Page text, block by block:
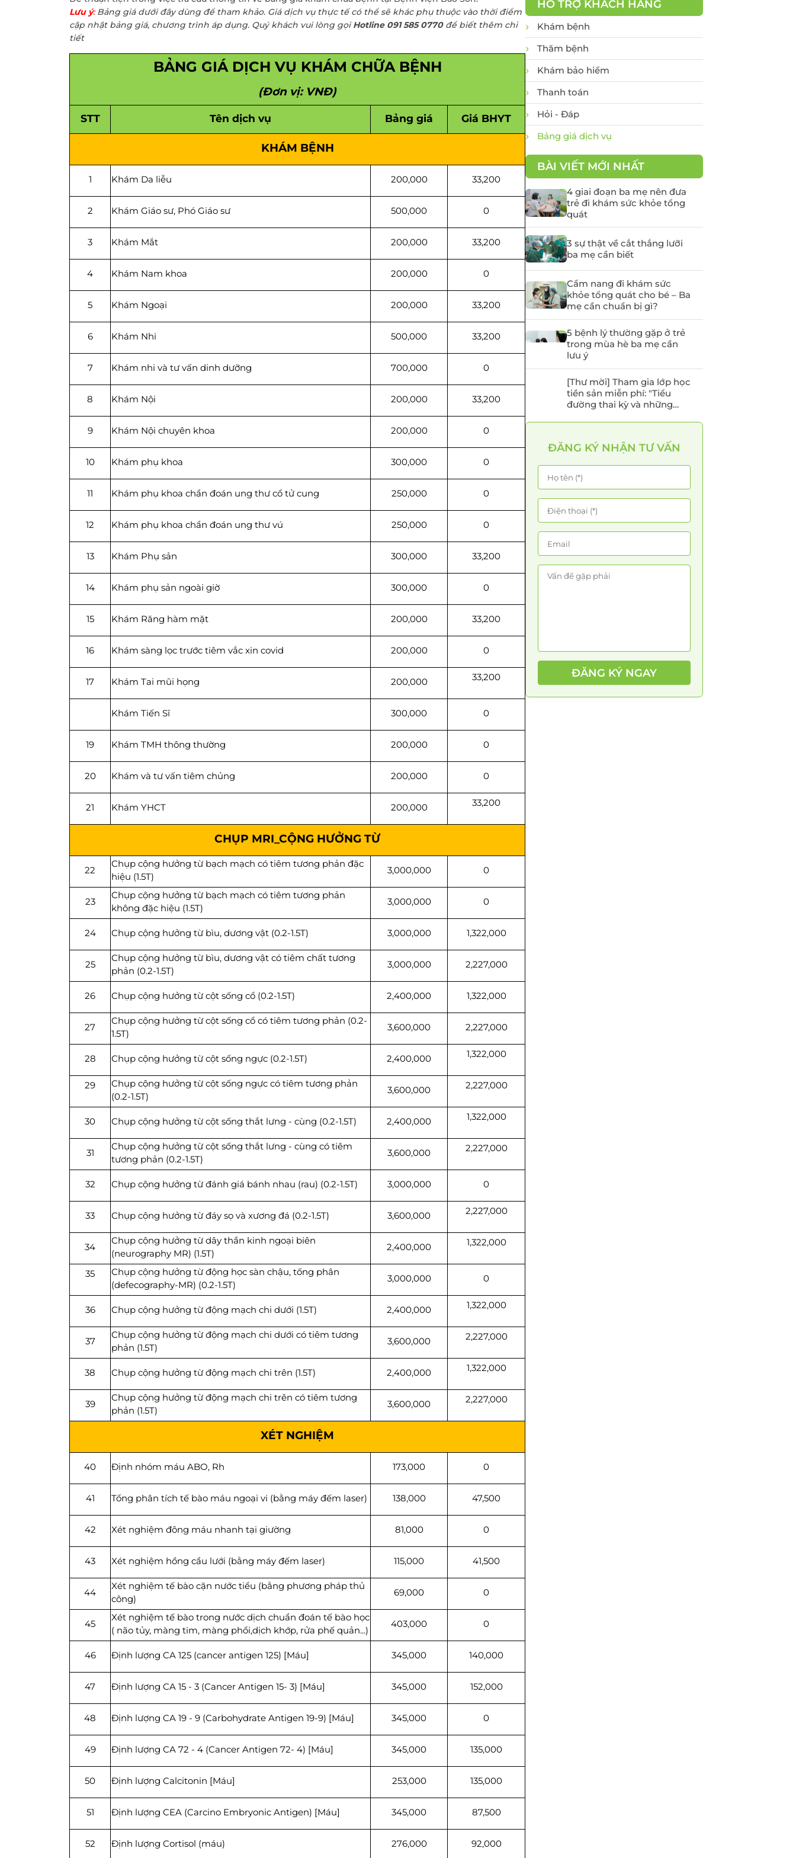
Khám sức khỏe theo
công ty
Khám sức khỏe xuất
Khám tiền mãn kinh,
thoát vị bẹn
Phẫu thuật Ung thư đại
Điều trị viêm lộ tuyến
cổ tử cung
Cấy que tránh thai
Sàng lọc sau sinh
Tiêm chủng cho trẻ em
Gói xét nghiệm vi chất
dinh dưỡng
Điều trị hiếm muộn -
Tầm soát Ung thư Tiền
liệt tuyến
Tầm soát Ung thư phụ
khoa
Tầm soát ung thư vú
Lưu ý:Bảng giá dưới đây dùng để tham khảo. Giá dịch vụ thực tế có thể sẽ khác phụ thuộc vào thời điểm
cập nhật bảng giá, chương trình áp dụng. Quý khách vui lòng gọiHotline 091 585 0770để biết thêm chi
tiết
BẢNG GIÁ DỊCH VỤ KHÁM CHỮA BỆNH
(Đơn vị: VNĐ)
STT Tên dịch vụ Bảng giá Giá BHYT
KHÁM BỆNH
1 Khám Da liễu 200,000 33,200
2 Khám Giáo sư, Phó Giáo sư 500,000 0
3 Khám Mắt 200,000 33,200
4 Khám Nam khoa 200,000 0
5 Khám Ngoại 200,000 33,200
6 Khám Nhi 500,000 33,200
7 Khám nhi và tư vấn dinh dưỡng 700,000 0
8 Khám Nội 200,000 33,200
9 Khám Nội chuyên khoa 200,000 0
10 Khám phụ khoa 300,000 0
11 Khám phụ khoa chẩn đoán ung thư cổ tử cung 250,000 0
12 Khám phụ khoa chẩn đoán ung thư vú 250,000 0
13 Khám Phụ sản 300,000 33,200
14 Khám phụ sản ngoài giờ 300,000 0
15 Khám Răng hàm mặt 200,000 33,200
16 Khám sàng lọc trước tiêm vắc xin covid 200,000 0
17 Khám Tai mũi họng 200,000 33,200
Khám Tiến Sĩ 300,000 0
19 Khám TMH thông thường 200,000 0
20 Khám và tư vấn tiêm chủng 200,000 0
21 Khám YHCT 200,000 33,200
CHỤP MRI_CỘNG HƯỞNG TỪ
22
Chụp cộng hưởng từ bạch mạch có tiêm tương phản đặc
hiệu (1.5T)
3,000,000 0
23
Chụp cộng hưởng từ bạch mạch có tiêm tương phản
không đặc hiệu (1.5T)
3,000,000 0
24 Chụp cộng hưởng từ bìu, dương vật (0.2-1.5T) 3,000,000 1,322,000
25
Chụp cộng hưởng từ bìu, dương vật có tiêm chất tương
phản (0.2-1.5T)
3,000,000 2,227,000
26 Chụp cộng hưởng từ cột sống cổ (0.2-1.5T) 2,400,000 1,322,000
27
Chụp cộng hưởng từ cột sống cổ có tiêm tương phản (0.2-
1.5T)
3,600,000 2,227,000
28 Chụp cộng hưởng từ cột sống ngực (0.2-1.5T) 2,400,000 1,322,000
29
Chụp cộng hưởng từ cột sống ngực có tiêm tương phản
(0.2-1.5T)
3,600,000 2,227,000
30 Chụp cộng hưởng từ cột sống thắt lưng - cùng (0.2-1.5T) 2,400,000 1,322,000
31
Chụp cộng hưởng từ cột sống thắt lưng - cùng có tiêm
tương phản (0.2-1.5T)
3,600,000 2,227,000
32 Chụp cộng hưởng từ đánh giá bánh nhau (rau) (0.2-1.5T) 3,000,000 0
33 Chụp cộng hưởng từ đáy sọ và xương đá (0.2-1.5T) 3,600,000 2,227,000
34
Chụp cộng hưởng từ dây thần kinh ngoại biên
(neurography MR) (1.5T)
2,400,000 1,322,000
35
Chụp cộng hưởng từ động học sàn chậu, tống phân
(defecography-MR) (0.2-1.5T)
3,000,000 0
36 Chụp cộng hưởng từ động mạch chi dưới (1.5T) 2,400,000 1,322,000
37
Chụp cộng hưởng từ động mạch chi dưới có tiêm tương
phản (1.5T)
3,600,000 2,227,000
38 Chụp cộng hưởng từ động mạch chi trên (1.5T) 2,400,000 1,322,000
39
Chụp cộng hưởng từ động mạch chi trên có tiêm tương
phản (1.5T)
3,600,000 2,227,000
XÉT NGHIỆM
40 Định nhóm máu ABO, Rh 173,000 0
41 Tổng phân tích tế bào máu ngoại vi (bằng máy đếm laser) 138,000 47,500
42 Xét nghiệm đông máu nhanh tại giường 81,000 0
43 Xét nghiệm hồng cầu lưới (bằng máy đếm laser) 115,000 41,500
44
Xét nghiệm tế bào cặn nước tiểu (bằng phương pháp thủ
công)
69,000 0
45
Xét nghiệm tế bào trong nước dịch chuẩn đoán tế bào học
( não tủy, màng tim, màng phổi,dịch khớp, rửa phế quản...)
403,000 0
46 Định lượng CA 125 (cancer antigen 125) [Máu] 345,000 140,000
47 Định lượng CA 15 - 3 (Cancer Antigen 15- 3) [Máu] 345,000 152,000
48 Định lượng CA 19 - 9 (Carbohydrate Antigen 19-9) [Máu] 345,000 0
49 Định lượng CA 72 - 4 (Cancer Antigen 72- 4) [Máu] 345,000 135,000
50 Định lượng Calcitonin [Máu] 253,000 135,000
51 Định lượng CEA (Carcino Embryonic Antigen) [Máu] 345,000 87,500
52 Định lượng Cortisol (máu) 276,000 92,000
HỖ TRỢ KHÁCH HÀNG
Khám bệnh
Thăm bệnh
Khám bảo hiểm
Thanh toán
Hỏi - Đáp
Bảng giá dịch vụ
BÀI VIẾT MỚI NHẤT
4 giai đoạn ba mẹ nên đưa
trẻ đi khám sức khỏe tổng
quát
3 sự thật về cắt thắng lưỡi
ba mẹ cần biết
Cẩm nang đi khám sức
khỏe tổng quát cho bé – Ba
mẹ cần chuẩn bị gì?
5 bệnh lý thường gặp ở trẻ
trong mùa hè ba mẹ cần
lưu ý
[Thư mời] Tham gia lớp học
tiền sản miễn phí: "Tiểu
đường thai kỳ và những
ĐĂNG KÝ NHẬN TƯ VẤN
ĐĂNG KÝ NGAY